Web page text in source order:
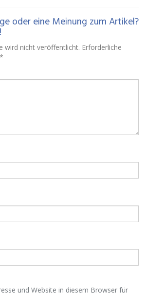
oder eine Meinung zum Artikel?
wird nicht veröffentlicht. Erforderliche
und Website in diesem Browser für